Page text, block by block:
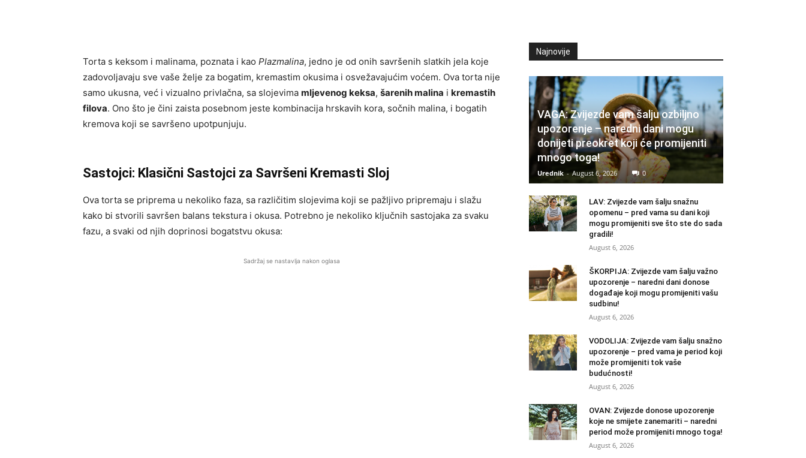
Torta s keksom i malinama, poznata i kao Plazmalina, jedno je od onih savršenih slatkih jela koje
zadovoljavaju sve vaše želje za bogatim, kremastim okusima i osvežavajućim voćem. Ova torta nije
samo ukusna, već i vizualno privlačna, sa slojevima mljevenog keksa, šarenih malina i kremastih
filova. Ono što je čini zaista posebnom jeste kombinacija hrskavih kora, sočnih malina, i bogatih
kremova koji se savršeno upotpunjuju.
Sastojci: Klasični Sastojci za Savršeni Kremasti Sloj
Ova torta se priprema u nekoliko faza, sa različitim slojevima koji se pažljivo pripremaju i slažu
kako bi stvorili savršen balans tekstura i okusa. Potrebno je nekoliko ključnih sastojaka za svaku
fazu, a svaki od njih doprinosi bogatstvu okusa:
Sadržaj se nastavlja nakon oglasa
Najnovije
VAGA: Zvijezde vam šalju ozbiljno
upozorenje – naredni dani mogu
donijeti preokret koji će promijeniti
mnogo toga!
Urednik - August 6, 2026 0
LAV: Zvijezde vam šalju snažnu
opomenu – pred vama su dani koji
mogu promijeniti sve što ste do sada
gradili!
August 6, 2026
ŠKORPIJA: Zvijezde vam šalju važno
upozorenje – naredni dani donose
događaje koji mogu promijeniti vašu
sudbinu!
August 6, 2026
VODOLIJA: Zvijezde vam šalju snažno
upozorenje – pred vama je period koji
može promijeniti tok vaše
budućnosti!
August 6, 2026
OVAN: Zvijezde donose upozorenje
koje ne smijete zanemariti – naredni
period može promijeniti mnogo toga!
August 6, 2026